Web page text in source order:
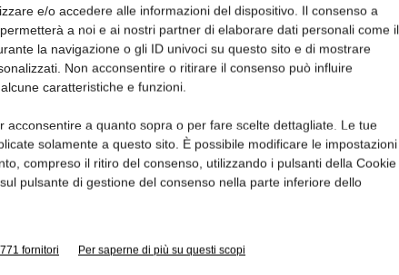
e/o accedere alle informazioni del dispositivo. Il consenso a
a noi e ai nostri partner di elaborare dati personali come il
la navigazione o gli ID univoci su questo sito e di mostrare
Non acconsentire o ritirare il consenso può influire
caratteristiche e funzioni.
acconsentire a quanto sopra o per fare scelte dettagliate. Le tue
solamente a questo sito. È possibile modificare le impostazioni
compreso il ritiro del consenso, utilizzando i pulsanti della Cookie
pulsante di gestione del consenso nella parte inferiore dello
fornitori Per saperne di più su questi scopi
realizzati gratuitamente dalle
concreto ai tempi del Covid-19 e
Nelle prossime settimane
dedicato a menù settimanali
l’altro relativo al benessere